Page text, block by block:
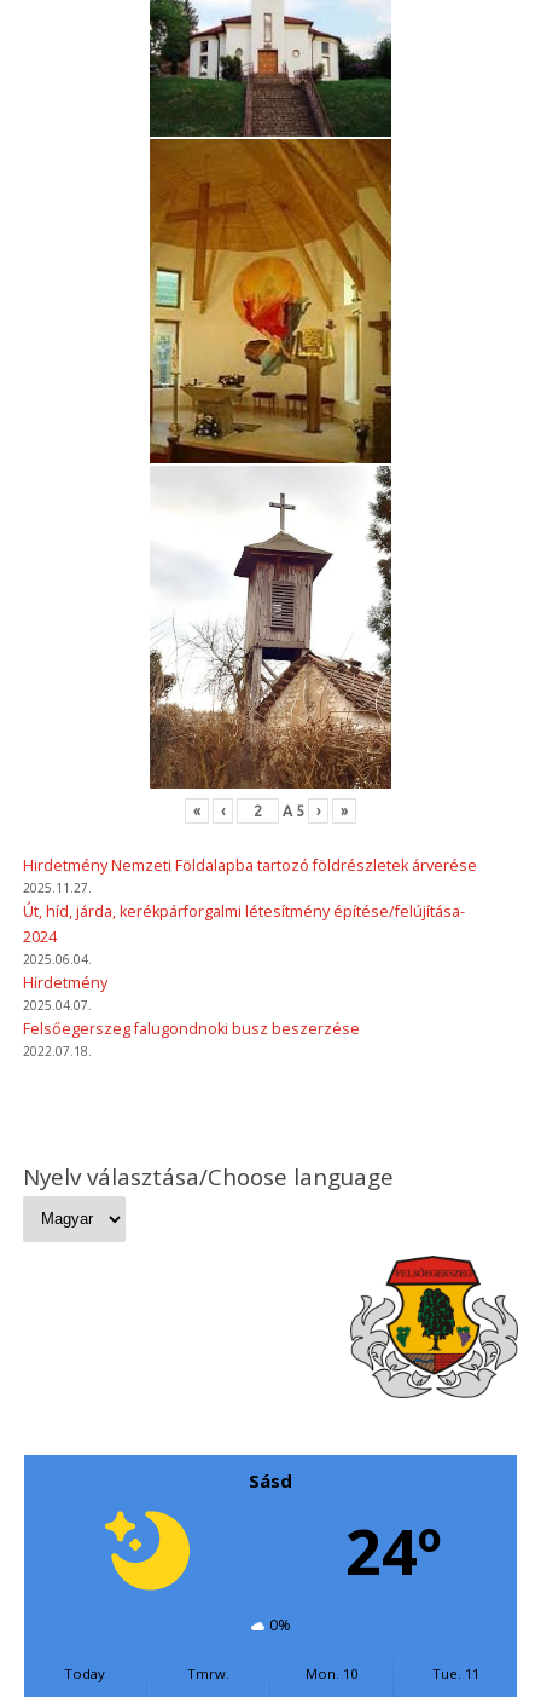
« ‹ A 5 › »
Hirdetmény Nemzeti Földalapba tartozó földrészletek árverése
2025.11.27.
Út, híd, járda, kerékpárforgalmi létesítmény építése/felújítása-
2024
2025.06.04.
Hirdetmény
2025.04.07.
Felsőegerszeg falugondnoki busz beszerzése
2022.07.18.
Nyelv választása/Choose language
Sásd
24º
0%
Today
Tmrw.
Mon. 10
Tue. 11